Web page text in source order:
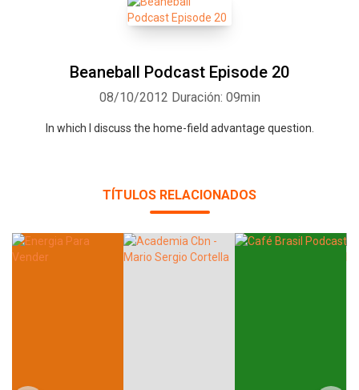
Beaneball Podcast Episode 20
08/10/2012 Duración: 09min
In which I discuss the home-field advantage question.
TÍTULOS RELACIONADOS